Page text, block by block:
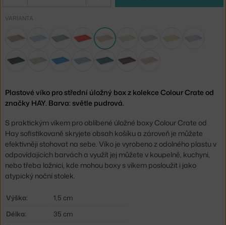
VARIANTA
Plastové víko pro střední úložný box z kolekce Colour Crate od
značky HAY. Barva: světle pudrová.
S praktickým víkem pro oblíbené úložné boxy Colour Crate od
Hay sofistikovaně skryjete obsah košíku a zároveň je můžete
efektivněji stohovat na sebe. Víko je vyrobeno z odolného plastu v
odpovídajících barvách a využít jej můžete v koupelně, kuchyni,
nebo třeba ložnici, kde mohou boxy s víkem posloužit i jako
atypický noční stolek.
Výška:
1,5 cm
Délka:
35 cm